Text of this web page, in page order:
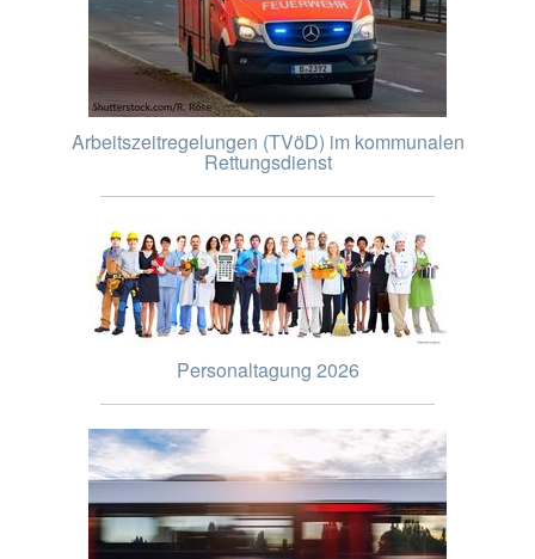
Arbeitszeitregelungen (TVöD) im kommunalen
Rettungsdienst
Personaltagung 2026